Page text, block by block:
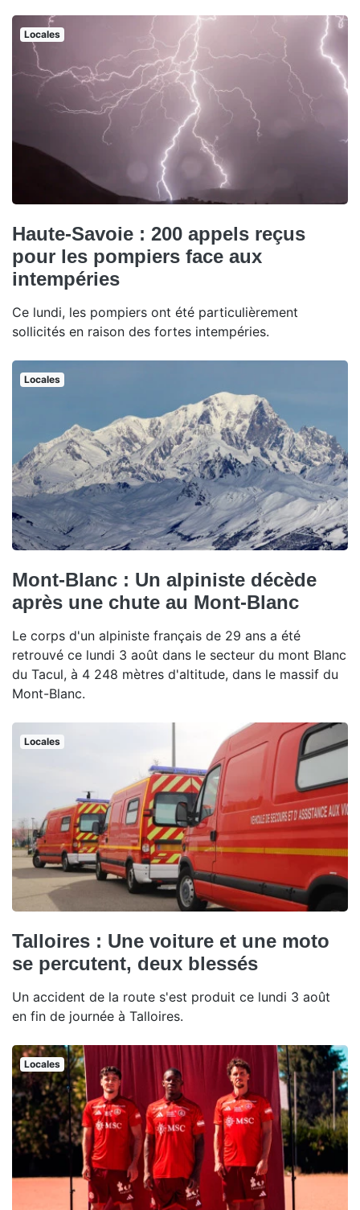
Locales
Haute-Savoie : 200 appels reçus
pour les pompiers face aux
intempéries
Ce lundi, les pompiers ont été particulièrement
sollicités en raison des fortes intempéries.
Locales
Mont-Blanc : Un alpiniste décède
après une chute au Mont-Blanc
Le corps d'un alpiniste français de 29 ans a été
retrouvé ce lundi 3 août dans le secteur du mont Blanc
du Tacul, à 4 248 mètres d'altitude, dans le massif du
Mont-Blanc.
Locales
Talloires : Une voiture et une moto
se percutent, deux blessés
Un accident de la route s'est produit ce lundi 3 août
en fin de journée à Talloires.
Locales